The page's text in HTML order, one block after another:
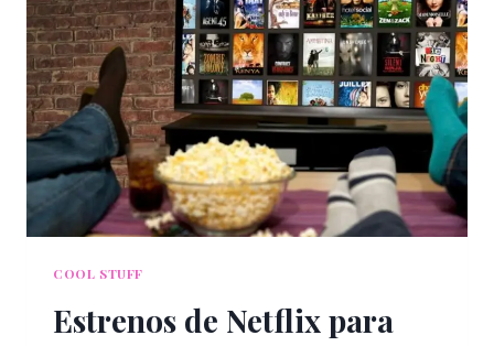
COOL STUFF
Estrenos de Netflix para